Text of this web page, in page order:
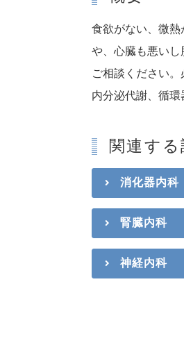
食欲がない、微
や、心臓も悪い
ご相談ください
内分泌代謝、循環
関連する
消化器内科
腎臓内科
神経内科